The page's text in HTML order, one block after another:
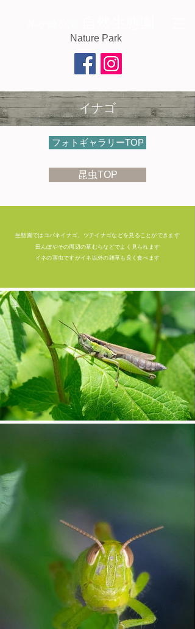
Nature Park
イナゴ
フォトギャラリーTOP
昆虫TOP
生態園ではコバネイナゴ、ツチイナゴなどを見ることができます
田んぼやその周辺の草むらなどでよく見られます
イネの害虫ですがイネ以外の雑草も良く食べます